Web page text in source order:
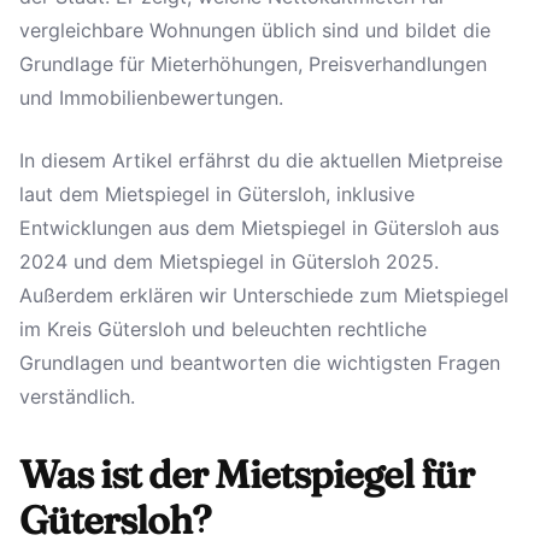
vergleichbare Wohnungen üblich sind und bildet die
Grundlage für Mieterhöhungen, Preisverhandlungen
und Immobilienbewertungen.
In diesem Artikel erfährst du die aktuellen Mietpreise
laut dem Mietspiegel in Gütersloh, inklusive
Entwicklungen aus dem Mietspiegel in Gütersloh aus
2024 und dem Mietspiegel in Gütersloh 2025.
Außerdem erklären wir Unterschiede zum Mietspiegel
im Kreis Gütersloh und beleuchten rechtliche
Grundlagen und beantworten die wichtigsten Fragen
verständlich.
Was ist der Mietspiegel für
Gütersloh?